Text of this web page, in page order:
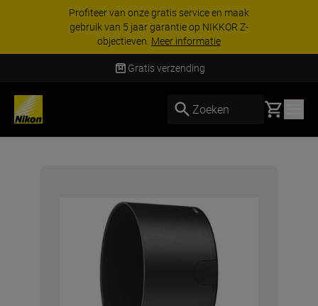
Profiteer van onze gratis service en maak
gebruik van 5 jaar garantie op NIKKOR Z-
objectieven. Meer informatie
Gratis verzending
Zoeken Basket